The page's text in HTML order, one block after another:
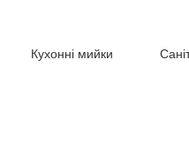
Кухонні мийки